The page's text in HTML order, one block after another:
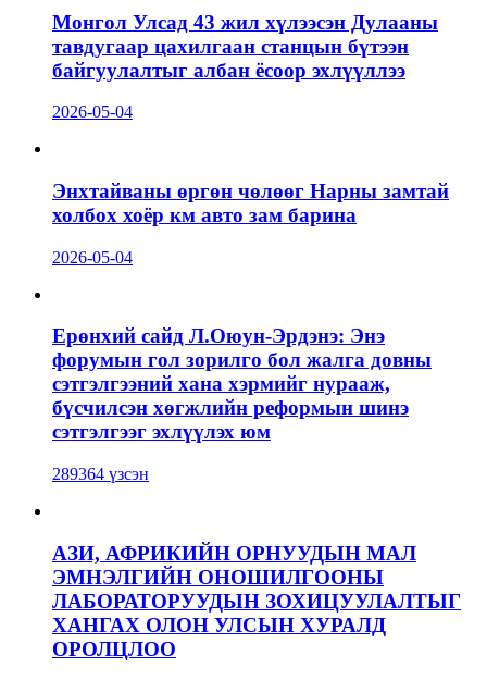
Монгол Улсад 43 жил хүлээсэн Дулааны
тавдугаар цахилгаан станцын бүтээн
байгуулалтыг албан ёсоор эхлүүллээ
2026-05-04
Энхтайваны өргөн чөлөөг Нарны замтай
холбох хоёр км авто зам барина
2026-05-04
Ерөнхий сайд Л.Оюун-Эрдэнэ: Энэ
форумын гол зорилго бол жалга довны
сэтгэлгээний хана хэрмийг нурааж,
бүсчилсэн хөгжлийн реформын шинэ
сэтгэлгээг эхлүүлэх юм
289364 үзсэн
АЗИ, АФРИКИЙН ОРНУУДЫН МАЛ
ЭМНЭЛГИЙН ОНОШИЛГООНЫ
ЛАБОРАТОРУУДЫН ЗОХИЦУУЛАЛТЫГ
ХАНГАХ ОЛОН УЛСЫН ХУРАЛД
ОРОЛЦЛОО